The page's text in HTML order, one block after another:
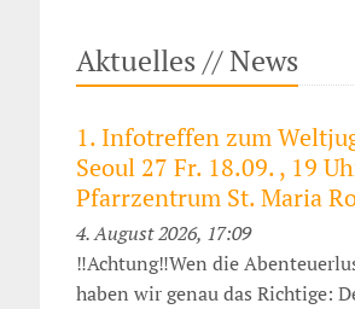
Aktuelles // News
1. Infotreffen zum
Seoul 27 Fr. 18.09. , 19
Pfarrzentrum St. Maria
4. August 2026, 17:09
‼️Achtung‼️Wen die
haben wir genau das Richtige: